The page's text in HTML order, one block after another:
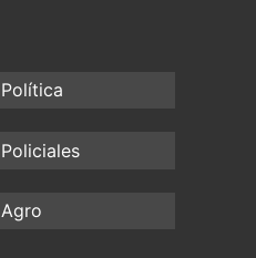
Política
Policiales
Agro